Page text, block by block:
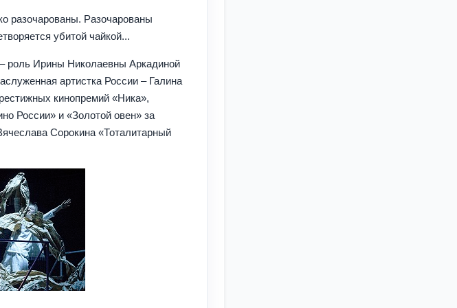
разочарованы. Разочарованы
убитой чайкой...
роль Ирины Николаевны Аркадиной
артистка России – Галина
кинопремий «Ника»,
России» и «Золотой овен» за
Сорокина «Тоталитарный